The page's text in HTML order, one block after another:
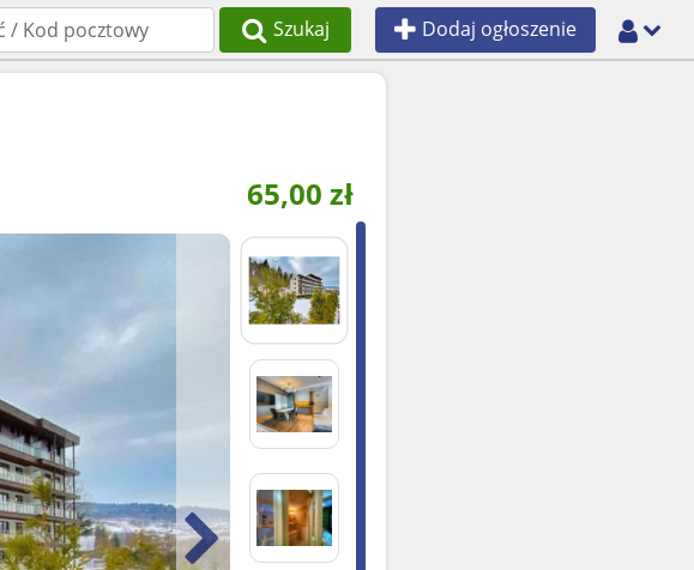
Szukaj Dodaj ogłoszenie
65,00 zł